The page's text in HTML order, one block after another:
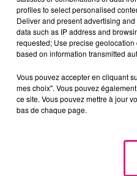
sont
ont remport�
remport�
score nul. Sur
�quilibr�e,
les
lors du match
profiles to select personalised
Deliver and present advertising
data such as IP address and
requested; Use precise
based on information transmitted
Vous pouvez accepter en cliquant
mes choix". Vous pouvez
ce site. Vous pouvez mettre à jour
bas de chaque page.